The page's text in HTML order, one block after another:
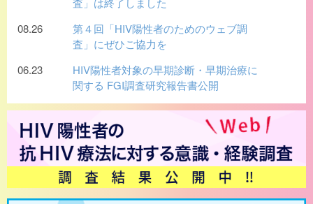
08.26
第４回「HIV陽性者のためのウェブ調
査」にぜひご協力を
06.23
HIV陽性者対象の早期診断・早期治療に
関する FGI調査研究報告書公開